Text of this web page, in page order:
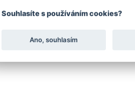
Souhlasíte s používáním cookies?
Ano, souhlasím